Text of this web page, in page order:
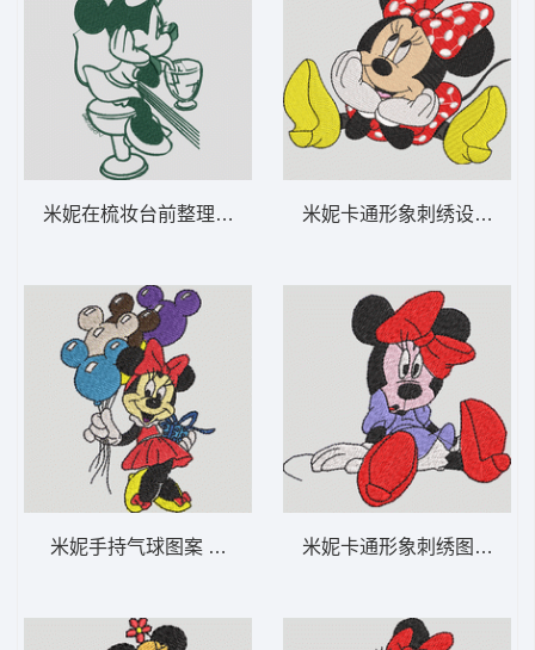
米妮在梳妆台前整理头发 米妮 35-DST格式
米妮手持气球图案 米妮 34-DST格式
米妮卡通形象刺绣设计 米
米妮卡通形象刺绣图 米妮